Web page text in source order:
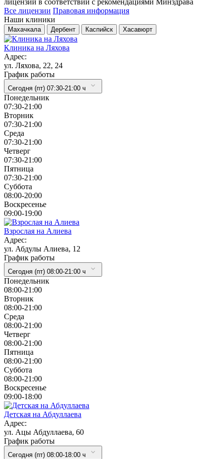
Все лицензии Правовая информация
Наши клиники
Махачкала Дербент Каспийск Хасавюрт
Клиника на Ляхова
Адрес:
ул. Ляхова, 22, 24
График работы
Сегодня (пт) 07:30-21:00 ч
Понедельник
07:30-21:00
Вторник
07:30-21:00
Cреда
07:30-21:00
Четверг
07:30-21:00
Пятница
07:30-21:00
Суббота
08:00-20:00
Воскресенье
09:00-19:00
Взрослая на Алиева
Адрес:
ул. Абдулы Алиева, 12
График работы
Сегодня (пт) 08:00-21:00 ч
Понедельник
08:00-21:00
Вторник
08:00-21:00
Cреда
08:00-21:00
Четверг
08:00-21:00
Пятница
08:00-21:00
Суббота
08:00-21:00
Воскресенье
09:00-18:00
Детская на Абдуллаева
Адрес:
ул. Ацы Абдуллаева, 60
График работы
Сегодня (пт) 08:00-18:00 ч